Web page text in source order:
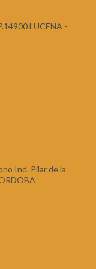
LUCENA -
Ind. Pilar de la